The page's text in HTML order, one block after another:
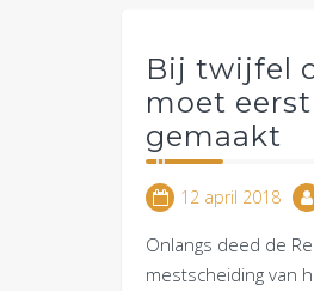
Bij twijfel
moet
gemaakt
12 april 2018
Onlangs deed de
mestscheiding van